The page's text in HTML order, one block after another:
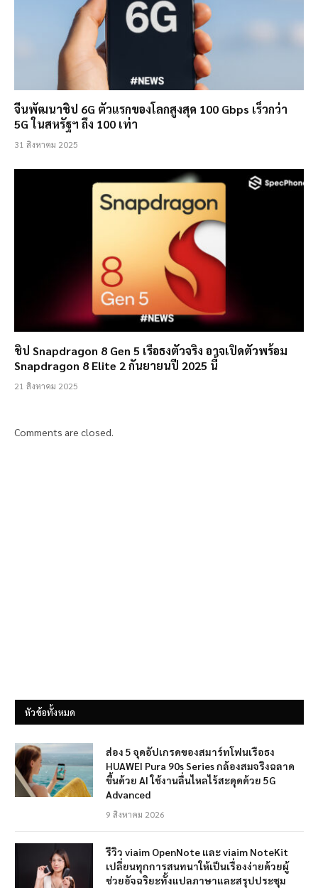
จีนพัฒนาชิป 6G ตัวแรกของโลกสูงสุด 100 Gbps เร็วกว่า
5G ในสหรัฐฯ ถึง 100 เท่า
31 สิงหาคม 2025
ชิป Snapdragon 8 Gen 5 เรือธงตัวจริง อาจเปิดตัวพร้อม
Snapdragon 8 Elite 2 กันยายนปี 2025 นี้
21 สิงหาคม 2025
Comments are closed.
หัวข้อทั้งหมด
ส่อง 5 จุดอัปเกรดของสมาร์ทโฟนเรือธง
HUAWEI Pura 90s Series กล้องสมจริงฉลาด
ขึ้นด้วย AI ใช้งานลื่นไหลไร้สะดุดด้วย 5G
Advanced
9 สิงหาคม 2026
รีวิว viaim OpenNote และ viaim NoteKit
เปลี่ยนทุกการสนทนาให้เป็นเรื่องง่ายด้วยผู้
ช่วยอัจฉริยะทั้งแปลภาษาและสรุปประชุม